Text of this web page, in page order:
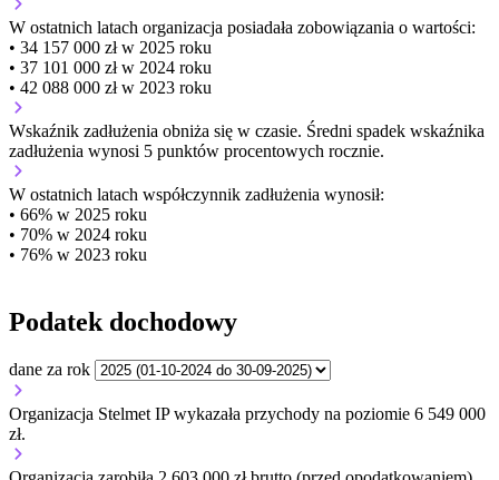
W ostatnich latach organizacja posiadała zobowiązania o wartości:
• 34 157 000 zł w 2025 roku
• 37 101 000 zł w 2024 roku
• 42 088 000 zł w 2023 roku
Wskaźnik zadłużenia obniża się w czasie. Średni spadek wskaźnika
zadłużenia wynosi 5 punktów procentowych rocznie.
W ostatnich latach współczynnik zadłużenia wynosił:
• 66% w 2025 roku
• 70% w 2024 roku
• 76% w 2023 roku
Podatek dochodowy
dane za rok
Organizacja Stelmet IP wykazała przychody na poziomie 6 549 000
zł.